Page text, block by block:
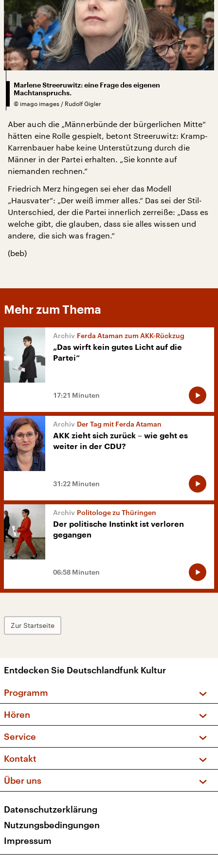
Marlene Streeruwitz: eine Frage des eigenen
Machtanspruchs.
© imago images / Rudolf Gigler
Aber auch die „Männerbünde der bürgerlichen Mitte“
hätten eine Rolle gespielt, betont Streeruwitz: Kramp-
Karrenbauer habe keine Unterstützung durch die
Männer in der Partei erhalten. „Sie konnte auf
niemanden rechnen.“
Friedrich Merz hingegen sei eher das Modell
„Hausvater“: „Der weiß immer alles.“ Das sei der Stil-
Unterschied, der die Partei innerlich zerreiße: „Dass es
welche gibt, die glauben, dass sie alles wissen und
andere, die sich was fragen.“
(beb)
Mehr zum Thema
Ferda Ataman zum AKK-Rückzug
„Das wirft kein gutes Licht auf die
Partei“
17:21 Minuten
Der Tag mit Ferda Ataman
AKK zieht sich zurück – wie geht es
weiter in der CDU?
31:22 Minuten
Politologe zu Thüringen
Der politische Instinkt ist verloren
gegangen
06:58 Minuten
Zur Startseite
Entdecken Sie Deutschlandfunk Kultur
Programm
Sendungen und Podcasts
Musikliste
Kakadu – Das Kinderprogramm
Hören
Frequenzen (UKW + DAB+)
Service
FAQ
Apps
Newsletter
Veranstaltungen
Kontakt
Social Media
Über uns
Presse
Karriere
Transparenz
Datenschutzerklärung
Nutzungsbedingungen
Impressum